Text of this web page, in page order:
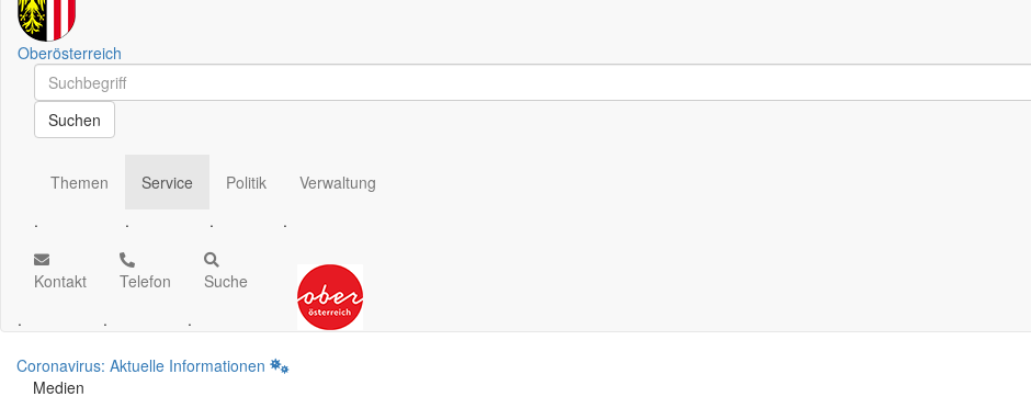
Oberösterreich
Schnellsuche
Schnellsuche
Suchen
Themen
.
Service
.
Politik
.
Verwaltung
.
Kontakt
.
Telefon
.
Suche
.
Coronavirus: Aktuelle Informationen
Medien